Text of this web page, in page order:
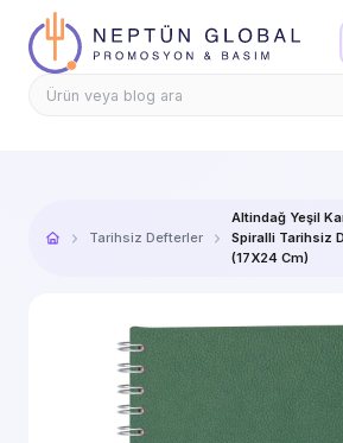
Tarihsiz Defterler
Altindağ Yeşil
Spiralli Tarihsiz
(17X24 Cm)